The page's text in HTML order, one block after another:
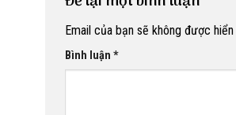
Email của bạn sẽ không được
Bình luận *